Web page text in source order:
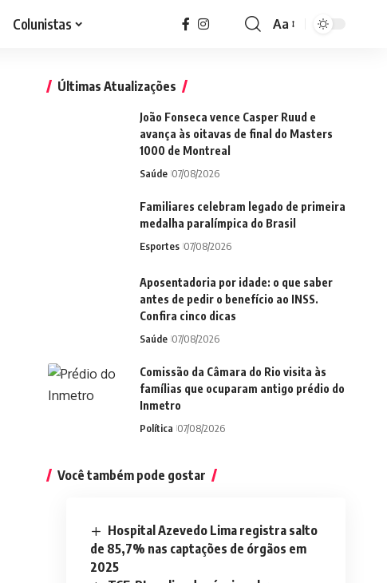
Colunistas
Font
Aa
Últimas Atualizações
João Fonseca vence Casper Ruud e
avança às oitavas de final do Masters
1000 de Montreal
Saúde 07/08/2026
Familiares celebram legado de primeira
medalha paralímpica do Brasil
Esportes 07/08/2026
Aposentadoria por idade: o que saber
antes de pedir o benefício ao INSS.
Confira cinco dicas
Saúde 07/08/2026
Comissão da Câmara do Rio visita às
famílias que ocuparam antigo prédio do
Inmetro
Política 07/08/2026
Você também pode gostar
Hospital Azevedo Lima registra salto
de 85,7% nas captações de órgãos em
2025